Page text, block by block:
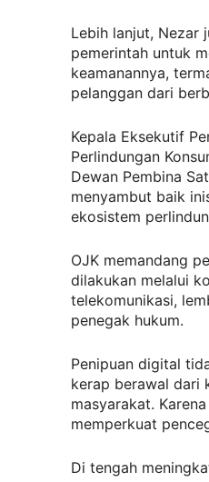
Lebih lanjut, Nezar
pemerintah untuk
keamanannya,
pelanggan dari
Kepala Eksekutif
Perlindungan
Dewan Pembina
menyambut baik
ekosistem
OJK memandang
dilakukan melalui
telekomunikasi,
penegak hukum.
Penipuan digital
kerap berawal dari
masyarakat.
memperkuat
Di tengah